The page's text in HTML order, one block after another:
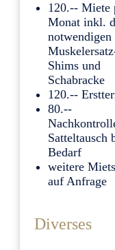
120.-- Miete
Monat inkl.
notwendigen
Shims und
Schabracke
120.--
80.--
Satteltausch
Bedarf
weitere
auf Anfrage
Diverses